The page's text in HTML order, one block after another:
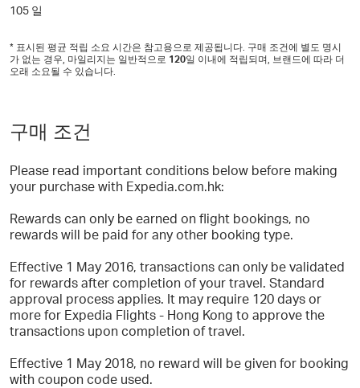
105 일
* 표시된 평균 적립 소요 시간은 참고용으로 제공됩니다. 구매 조건에 별도 명시
가 없는 경우, 마일리지는 일반적으로 120일 이내에 적립되며, 브랜드에 따라 더
오래 소요될 수 있습니다.
구매 조건
Please read important conditions below before making
your purchase with Expedia.com.hk:
Rewards can only be earned on flight bookings, no
rewards will be paid for any other booking type.
Effective 1 May 2016, transactions can only be validated
for rewards after completion of your travel. Standard
approval process applies. It may require 120 days or
more for Expedia Flights - Hong Kong to approve the
transactions upon completion of travel.
Effective 1 May 2018, no reward will be given for booking
with coupon code used.